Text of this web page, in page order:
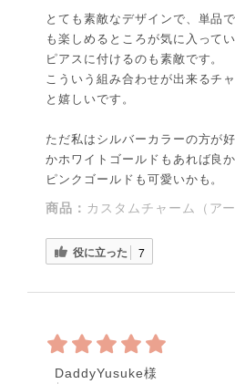
とても素敵なデザインで、単品
も楽しめるところが気に入ってい
ピアスに付けるのも素敵です。
こういう組み合わせが出来るチ
と嬉しいです。
ただ私はシルバーカラーの方が
かホワイトゴールドもあれば良
ピンクゴールドも可愛いかも。
商品： カスタムチャーム（ア
役に立った 7
DaddyYusuke様